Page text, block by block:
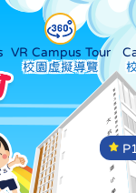
VR Campus Tour